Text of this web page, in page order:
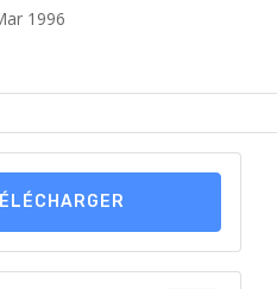
1996